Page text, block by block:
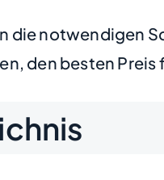
die notwendigen
den besten Preis